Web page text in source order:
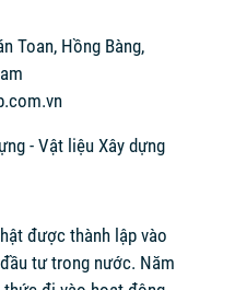
Toan, Hồng Bàng,
- Vật liệu Xây dựng
được thành lập vào
tư trong nước. Năm